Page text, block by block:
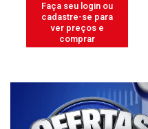
Faça seu login ou
cadastre-se para
ver preços e
comprar